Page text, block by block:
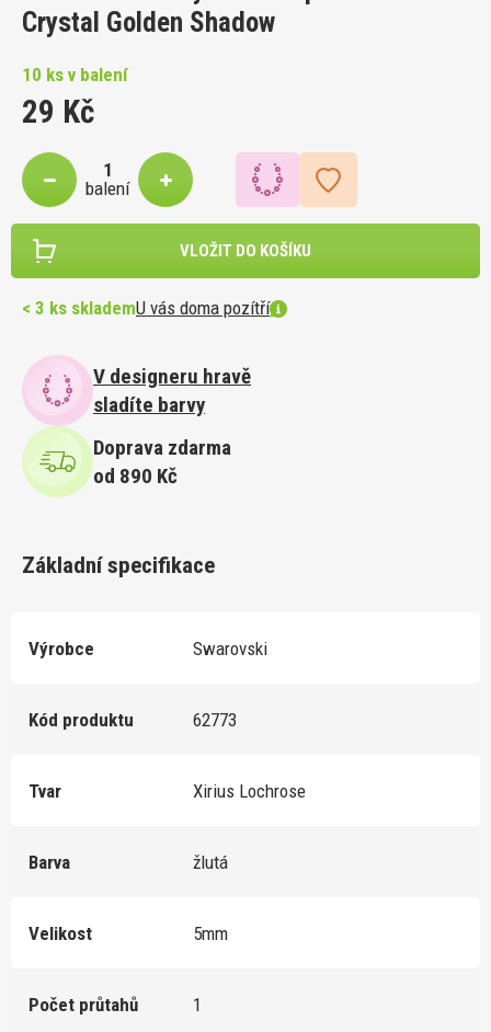
Crystal Golden Shadow
10 ks v balení
29 Kč
balení
VLOŽIT DO KOŠÍKU
< 3 ks sklademU vás doma pozítří
V designeru hravě
sladíte barvy
Doprava zdarma
od 890 Kč
Základní specifikace
Výrobce Swarovski
Kód produktu 62773
Tvar Xirius Lochrose
Barva žlutá
Velikost 5mm
Počet průtahů 1